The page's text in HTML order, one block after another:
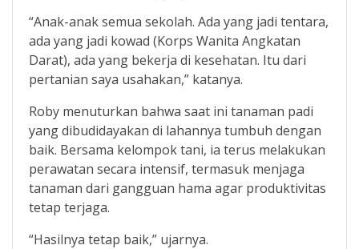
“Anak-anak semua sekolah. Ada yang jadi tentara,
ada yang jadi kowad (Korps Wanita Angkatan
Darat), ada yang bekerja di kesehatan. Itu dari
pertanian saya usahakan,” katanya.
Roby menuturkan bahwa saat ini tanaman padi
yang dibudidayakan di lahannya tumbuh dengan
baik. Bersama kelompok tani, ia terus melakukan
perawatan secara intensif, termasuk menjaga
tanaman dari gangguan hama agar produktivitas
tetap terjaga.
“Hasilnya tetap baik,” ujarnya.